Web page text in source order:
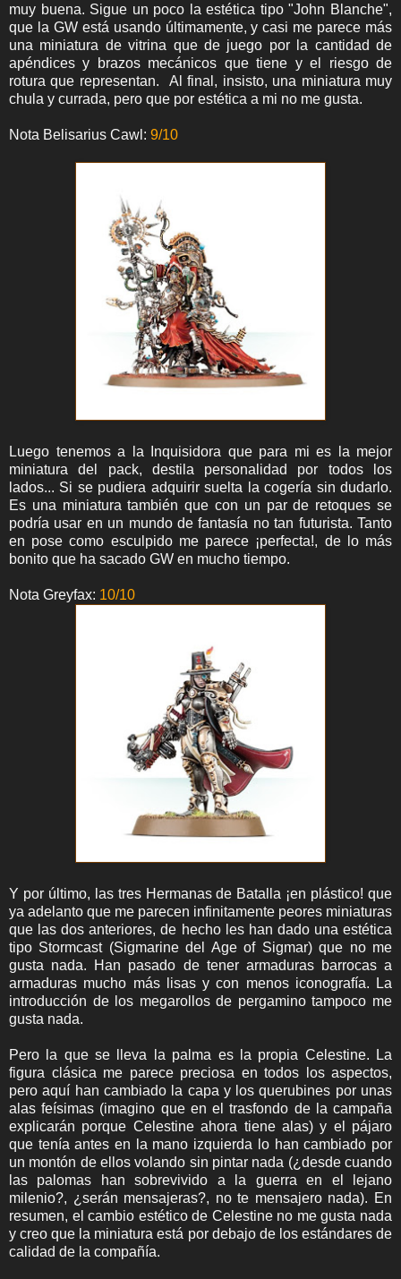
muy buena. Sigue un poco la estética tipo "John Blanche",
que la GW está usando últimamente, y casi me parece más
una miniatura de vitrina que de juego por la cantidad de
apéndices y brazos mecánicos que tiene y el riesgo de
rotura que representan. Al final, insisto, una miniatura muy
chula y currada, pero que por estética a mi no me gusta.
Nota Belisarius Cawl: 9/10
Luego tenemos a la Inquisidora que para mi es la mejor
miniatura del pack, destila personalidad por todos los
lados... Si se pudiera adquirir suelta la cogería sin dudarlo.
Es una miniatura también que con un par de retoques se
podría usar en un mundo de fantasía no tan futurista. Tanto
en pose como esculpido me parece ¡perfecta!, de lo más
bonito que ha sacado GW en mucho tiempo.
Nota Greyfax: 10/10
Y por último, las tres Hermanas de Batalla ¡en plástico! que
ya adelanto que me parecen infinitamente peores miniaturas
que las dos anteriores, de hecho les han dado una estética
tipo Stormcast (Sigmarine del Age of Sigmar) que no me
gusta nada. Han pasado de tener armaduras barrocas a
armaduras mucho más lisas y con menos iconografía. La
introducción de los megarollos de pergamino tampoco me
gusta nada.
Pero la que se lleva la palma es la propia Celestine. La
figura clásica me parece preciosa en todos los aspectos,
pero aquí han cambiado la capa y los querubines por unas
alas feísimas (imagino que en el trasfondo de la campaña
explicarán porque Celestine ahora tiene alas) y el pájaro
que tenía antes en la mano izquierda lo han cambiado por
un montón de ellos volando sin pintar nada (¿desde cuando
las palomas han sobrevivido a la guerra en el lejano
milenio?, ¿serán mensajeras?, no te mensajero nada). En
resumen, el cambio estético de Celestine no me gusta nada
y creo que la miniatura está por debajo de los estándares de
calidad de la compañía.